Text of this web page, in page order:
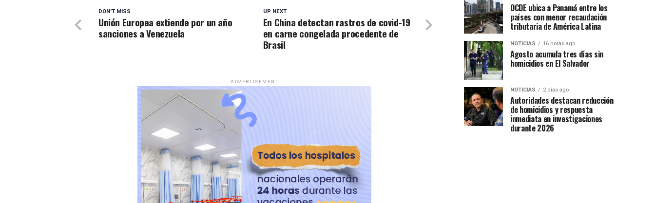
UP NEXT
En China detectan rastros de covid-19
en carne congelada procedente de
Brasil
DON'T MISS
Unión Europea extiende por un año
sanciones a Venezuela
ADVERTISEMENT
OCDE ubica a Panamá entre los
países con menor recaudación
tributaria de América Latina
NOTICIAS 16 horas ago
Agosto acumula tres días sin
homicidios en El Salvador
NOTICIAS 2 días ago
Autoridades destacan reducción
de homicidios y respuesta
inmediata en investigaciones
durante 2026